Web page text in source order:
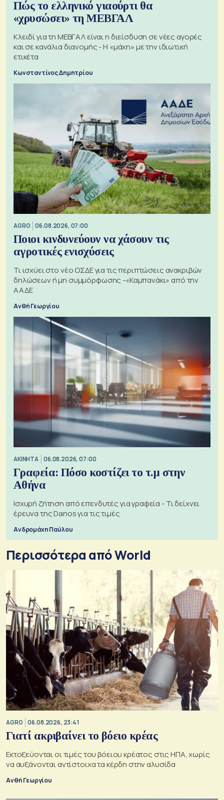
Πώς το ελληνικό γιαούρτι θα
«χρυσώσει» τη ΜΕΒΓΑΛ
Κλειδί για τη ΜΕΒΓΑΛ είναι η διείσδυση σε νέες αγορές
και σε κανάλια διανομής - Η «μάχη» με την ιδιωτική
ετικέτα
Κωνσταντίνος Δημητρίου
AGRO 06.08.2026, 07:00
Ποιοι κινδυνεύουν να χάσουν τις
αγροτικές ενισχύσεις
Τι ισχύει στο νέο ΟΣΔΕ για τις περιπτώσεις ανακριβών
δηλώσεων ή μη συμμόρφωσης -«Καμπανάκι» από την
ΑΑΔΕ
Ανθή Γεωργίου
ΑΚΙΝΗΤΑ 06.08.2026, 07:00
Γραφεία: Πόσο κοστίζει το τ.μ στην
Αθήνα
Ισχυρή ζήτηση από επενδυτές για γραφεία - Τι δείχνει
έρευνα της Danos για τις τιμές
Ανδρομάχη Παύλου
Περισσότερα από World
AGRO 06.08.2026, 23:41
Γιατί ακριβαίνει το βόειο κρέας
Εκτοξεύονται οι τιμές του βόειου κρέατος στις ΗΠΑ, χωρίς
να αυξάνονται αντίστοιχα τα κέρδη στην αλυσίδα
Ανθή Γεωργίου